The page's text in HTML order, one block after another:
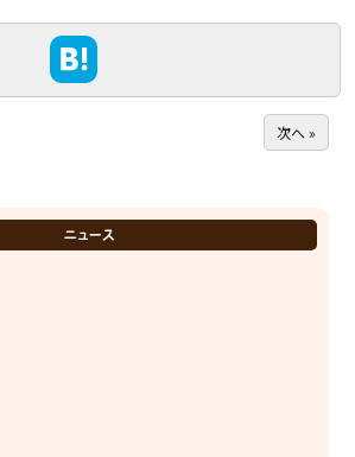
次へ »
ニュース